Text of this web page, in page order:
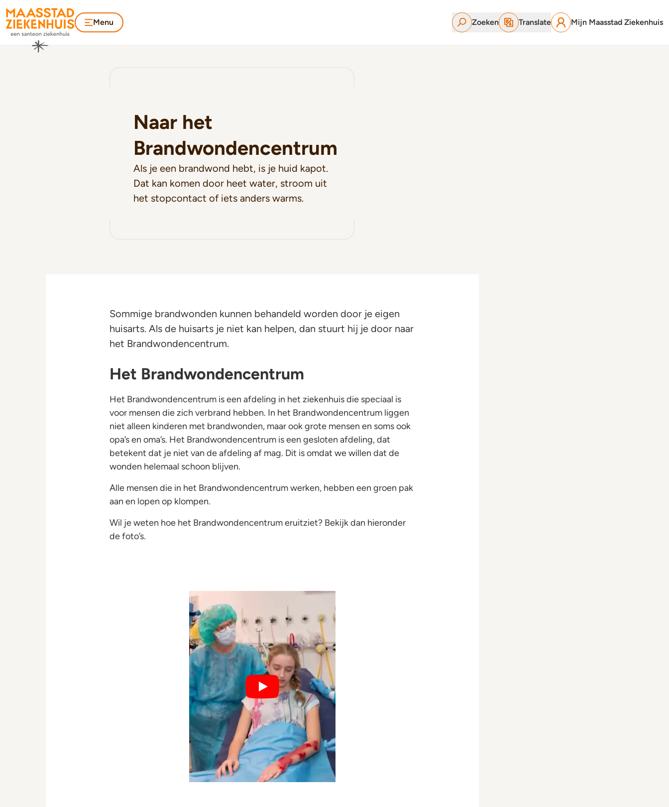
Menu Zoeken Translate Mijn Maasstad Ziekenhuis
Naar het
Brandwondencentrum
Als je een brandwond hebt, is je huid kapot.
Dat kan komen door heet water, stroom uit
het stopcontact of iets anders warms.
Sommige brandwonden kunnen behandeld worden door je eigen
huisarts. Als de huisarts je niet kan helpen, dan stuurt hij je door naar
het Brandwondencentrum.
Het Brandwondencentrum
Het Brandwondencentrum is een afdeling in het ziekenhuis die speciaal is
voor mensen die zich verbrand hebben. In het Brandwondencentrum liggen
niet alleen kinderen met brandwonden, maar ook grote mensen en soms ook
opa’s en oma’s. Het Brandwondencentrum is een gesloten afdeling, dat
betekent dat je niet van de afdeling af mag. Dit is omdat we willen dat de
wonden helemaal schoon blijven.
Alle mensen die in het Brandwondencentrum werken, hebben een groen pak
aan en lopen op klompen.
Wil je weten hoe het Brandwondencentrum eruitziet? Bekijk dan hieronder
de foto’s.
Opname in het Brandwondencentrum